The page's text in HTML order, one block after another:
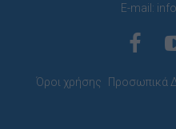
E-mail:
Όροι χρήσης Προσωπικά